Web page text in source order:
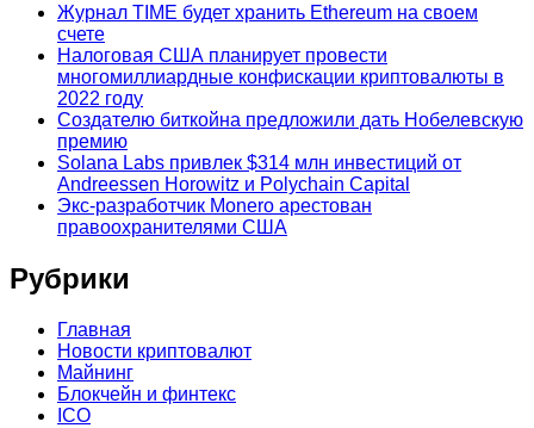
Журнал TIME будет хранить Ethereum на своем
счете
Налоговая США планирует провести
многомиллиардные конфискации криптовалюты в
2022 году
Создателю биткойна предложили дать Нобелевскую
премию
Solana Labs привлек $314 млн инвестиций от
Andreessen Horowitz и Polychain Capital
Экс-разработчик Monero арестован
правоохранителями США
Рубрики
Главная
Новости криптовалют
Майнинг
Блокчейн и финтекс
ICO